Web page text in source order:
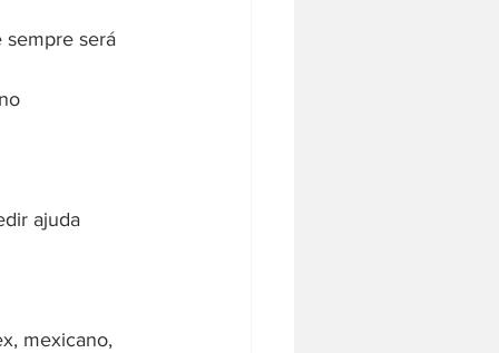
sempre será
ajuda
mexicano,